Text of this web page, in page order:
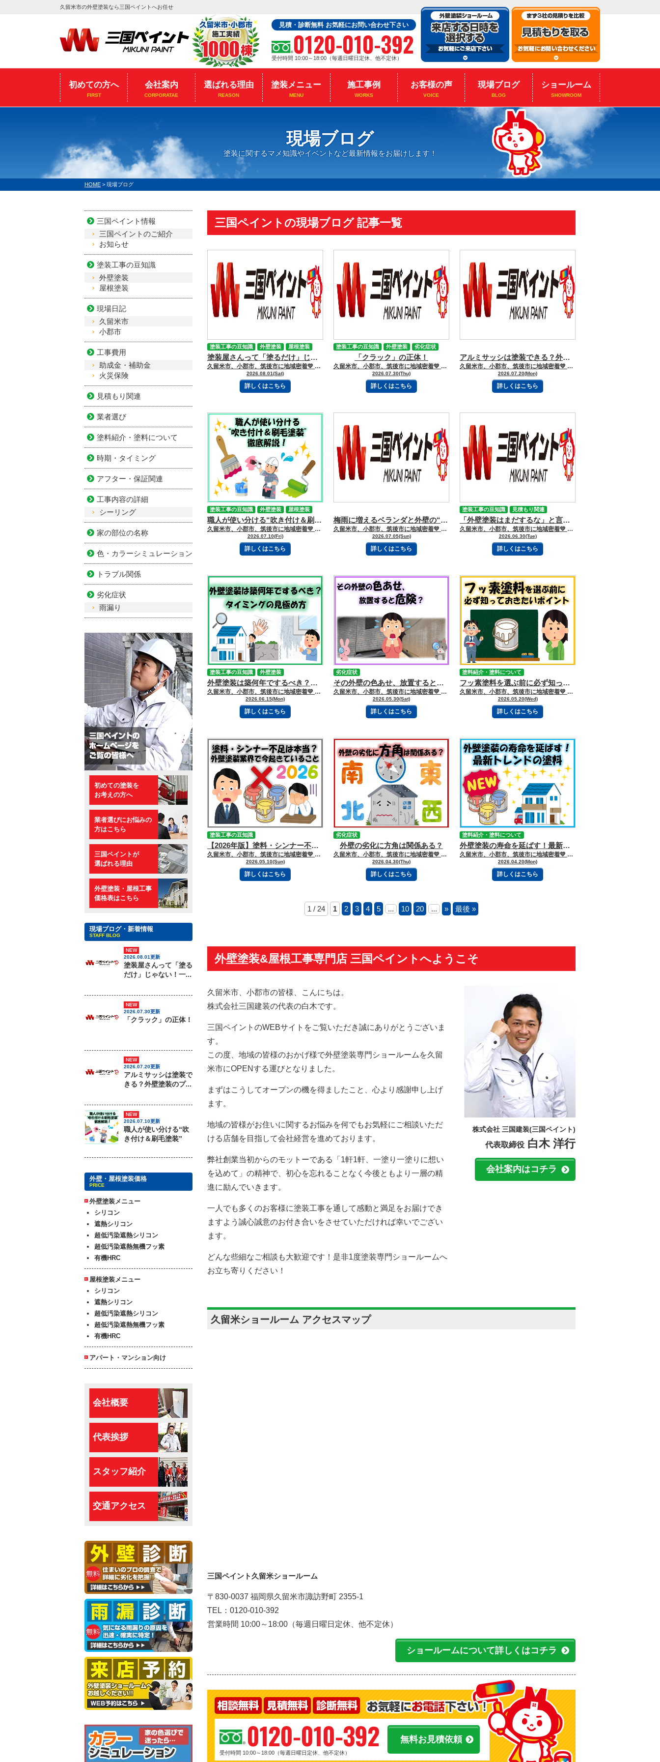
久留米市の外壁塗装なら三国ペイントへお任せ
見積・診断無料 お気軽にお問い合わせ下さい
0120-010-392
受付時間 10:00～18:00（毎週日曜日定休、他不定休）
初めての方へ
FIRST
会社案内
CORPORATAE
選ばれる理由
REASON
塗装メニュー
MENU
施工事例
WORKS
お客様の声
VOICE
現場ブログ
BLOG
ショールーム
SHOWROOM
現場ブログ
塗装に関するマメ知識やイベントなど最新情報をお届けします！
HOME > 現場ブログ
三国ペイントの現場ブログ 記事一覧
塗装屋さんって「塗るだけ」じゃない！一体どうなってるの？
久留米市、小郡市、筑後市に地域密着💛 久留米市諏訪野町で外壁塗装・屋根塗装をしています 三国ペイントでございます！🎶 ブログを読んで頂きありがとうございます😻 「塗装屋さん」と聞くと、ハケやローラーで壁を塗っている姿を思い浮かべる方が多いかもしれません。 でも実は、塗装工事の仕事は色を塗るだけではありません。 建物を長く守るために、いろんな作業や職人さんとの連携があるんです。 【目次】 ※読みたい項目をクリック！ 《🏠まずは建物の健康チェックから！》 《👷いろんな職人さんが力を合わせる！》 《⏰職人さんは1日に何軒も走り回る？》 《🌦現場は天気との勝負！》 《🤝職人さん同士のつながりも大切》 《職人さんのスケジュール管理どうなってるの？》 《🎨塗装屋さんは、お家を守るプロ集団！》 ーーーーーｷﾘﾄﾘｾﾝーーーーー 《🏠まずは建物の健康チェックから！》 塗装前には、お家の状態をしっかり確認します。 「壁にヒビはないかな？」「雨水が入りそうな場所はないかな？」「古くなっている部分はないかな？」 まるでお家の健康診断です。 傷んでいる場所を見つけたら、そのまま塗るのではなく補修します。 ひび割れ修理 コーキング交換 サビ処理 古くなった部分の補修 きれいに塗るためには、まず土台づくりが大切なんですね。 《👷いろんな職人さんが力を合わせる！》 1つの工事でも、実はいろんな職人さんが関わることがあります。 例えば、 足場設置 → 足場業者 大規模な防水工事 → 防水業者 屋根の葺き替え → 屋根業者 雨どい交換 → 板金業者や屋根業者 サイディング張り替え → 外装業者 電気配線や照明工事 → 電気工事業者 水回り工事 → 設備業者 大工工事 → 大工 塗装専門店 塗装を中心に行う 専門外は協力業者へ依頼 技術力が高いことが多い リフォーム兼塗装店 窓口は1社 実際の工事は複数の専門業者が担当 お客さんは1社とやり取りすればよい 自社施工型の塗装店 塗装・シーリング・簡単な補修まで自社対応 大きな工事だけ外部業者に依頼 それぞれの得意分野を活かして、お家を守るチームになります。 「塗装屋さん＝塗るだけ」ではなく、 現場によっては職人たちをまとめる現場監督や窓口の役割も担っています。 施工管理が得意な塗装会社だと、 外壁塗装をきっかけに屋根・防水・雨どいなどをまとめて手配してくれることもあります。 《⏰職人さんは1日に何軒も走り回る？》 実は、塗装職人さんは基本的に1日1現場が多いんです。 塗装は、 洗浄 → 補修 → 下塗り → 中塗り → 上塗り と工程がたくさんあります。 1軒のお家にしっかり向き合って、丁寧に仕上げていきます。 ただし例外もあります。 現地調査だけ → 午前中に数軒回る 小さな補修工事 → 1日に2〜3軒回ることもある 見積もり担当者 → 1日5〜10軒以上訪問することもある 例えば三国ペイントは、 営業・現地調査担当 → 複数のお客様宅を訪問 職人 → 基本的に1現場に集中 現場管理者 → 複数の現場を巡回 という役割分担になっていることが多いです。 《🌦現場は天気との勝負！》 塗装工事では天気も大事なポイント。 雨の日は作業内容を変えたり、職人さんの予定を組み替えたりします。 「今日はここの補修」「明日は晴れるから塗装へ！」 現場管理の腕の見せどころです。 《🤝職人さん同士のつながりも大切》 塗装職人だけでは、完成しません。 他の業者の職人と信頼関係があるからこそ、いい仕事につながります。 他業者が入る場合でも、職人さんは基本的にそれぞれの担当現場で作業します。 例えば外壁塗装の現場なら、 足場業者 → 足場を組む日だけ来る シーリング業者 → 1〜2日で作業 大工 → 傷んだ木部を交換 板金業者 → 雨どいや金属部分を修理 塗装職人 → 数日〜数週間かけて塗装 というように、工程ごとに専門職が入れ替わります。 なので、他の業者の職人さんも「1日に何軒も回る」というより、 大きな工事なら1現場 小さな修理なら2〜4現場 くらいが一般的です。 また、逆もあります。 三国ペイントのような塗装会社に所属している職人さん（または専属に近い職人さん）が、 状況によっては他の会社の現場に入ることもあります。 例えば、 別のリフォーム会社から「塗装職人が足りないので手伝ってほしい」と依頼される 工務店の現場で塗装だけ担当する 協力関係のある会社の工事を応援する といった形です。 《職人さんのスケジュール管理どうなってるの？》 【現場ごとの工程表を作る】 例えば1軒の外壁塗装なら、 ○日：足場設置 ○日：高圧洗浄 ○〜○日：補修・シーリング ○日：下塗り ○〜○日：中塗り・上塗り ○日：検査・足場解体 のように予定を組みます。 【職人の予定を合わせる】 現場監督や担当者が、 塗装職人が空いているか 足場屋さんの予定 シーリング職人の予定 天気予報 などを見ながら組みます 【天気で変わる】 塗装は雨や湿気の影響を受けるので、 「明日は雨だから外壁は延期」「乾燥待ちで別作業へ変更」 みたいな調整がよくあります。 【同時に複数現場を管理する】 会社によっては、 Aさん宅 → 下塗り中 Bさん宅 → 補修中 Cさん宅 → 足場待ち みたいに何件も動いているので、管理担当が職人を割り振ります。 【職人同士も連絡を取り合う】 最近は電話だけでなく、工程表アプリやグループ連絡などで、「明日は雨なので○○へ変更」「補修終わったので次工程お願いします」のような共有をします。 つまり現場は、塗装職人さんの腕だけではなく、段取りを組む人（現場管理）の力で スムーズに進む部分が大きいです。良い会社ほど、 職人さんが作業に集中できるよう裏側で調整しています。 《🎨塗装屋さんは、お家を守るプロ集団！》 すごいですね。 一体、１軒に何社、何人の人がかかわっているんでしょう？ 新しい色に変えるだけではなく、傷んだ部分を見つけ、直し、未来のために守る。 塗装屋さんの仕事は、実はとても奥が深い仕事なんです。 今日も職人さんたちは、1軒1軒のお家と向き合っています😊 ―――――ｷﾘﾄﾘｾﾝ――――― 三国ペイントは、大切な財産であるお家🏠の塗装計画のお手伝いを、 お客様の意思を尊重しながらさせて頂いております💪✨ どうぞお気軽にご相談下さい😻 今日もブログを読んでいただきありがとうございます👍 お問合せフォームはこちら 久留米市・小郡市・鳥栖市・基山町 広川町に地域密着した三国建装自慢の 【施工事例】をぜひご覧ください★ 久留米初のショールームをオープンしました！ ぜひご来店頂き、ゆっくりお家の塗装計画を お聞かせください★ 三国ペイントは久留米市・小郡市・鳥栖市・基山町 広川町を中心として地域密着！！ 住まいのお悩み、ご相談は外壁塗装・ 屋根塗装＆雨漏り専門店の三国ペイントへ✧ 久留米ショールーム：久留米市諏訪野町2355-1 小郡オフィス：小郡市横隈1694-1 ☎フリーダイヤル：0120-010-392 WEBからのお問い合わせはこちら
2026.08.01(Sat)
詳しくはこちら
塗装工事の豆知識 外壁塗装 屋根塗装
「クラック」の正体！
久留米市、小郡市、筑後市に地域密着💛 久留米市諏訪野町で外壁塗装・屋根塗装をしています 三国ペイントでございます！🎶 ブログを読んで頂きありがとうございます😻 放っておくと雨漏り一直線！ 「クラックって聞いたことはあるけど、結局なに？」外壁の話になると、必ず出てくるこの言葉。 実はクラック＝ひび割れのことで、お家の“健康状態”を教えてくれるサインなんです🔍 ただし一口にひび割れと言っても、全部が危険というわけではありません。種類によって“今すぐ直すべきもの”と“経過観察でOKなもの”があるんです。 今回は、現場でよく見るクラックをわかりやすく整理していきます😊 【目次】 ※読みたい項目をクリック！ 《🐾クラックの種類と原因》 【①構造クラック（いちばん危険⚠️）】 【②ヘアクラック（よく見る細いひび）】 【③縁切れクラック（工事の継ぎ目トラブル）】 【④乾燥クラック（細かすぎて見えにくい）】 《🧠クラックができる“本当の理由”》 《🛠️補修方法はどうするの？》 《🎨実は塗装は“見た目”以上に重要》 《🏁まとめ｜ひび割れは「小さいうち」が勝負》 ―――――ｷﾘﾄﾘｾﾝ――――― 《🐾クラックの種類と原因》 外壁のクラックは大きく4種類に分かれます👇 【①構造クラック（いちばん危険⚠️）】 これは建物の“骨組みに関わる可能性があるひび割れ”です。 ✔ 幅0.3mm以上✔ 深さが5mm以上✔ 基礎や外壁を貫くような割れ 原因は👇・地震や地盤の動き・建物の不均等な沈み（不同沈下）・構造的な負荷 このクラックは「ただのひび」ではなく、建物そのもののSOSサイン🚨 放置すると雨水が入り込み、鉄筋のサビ・コンクリートの劣化につながります。 【②ヘアクラック（よく見る細いひび）】 一番よく見かける“細い線状のひび”です。 ✔ 幅0.3mm以下（髪の毛レベル）✔ 表面だけの浅いひび 原因👇・塗膜の経年劣化・紫外線や熱による伸縮・モルタルの乾燥収縮 これはすぐに建物が危険になるものではありませんが、放置すると徐々に広がることがあります。 イメージとしては「肌の乾燥ひび割れ」に近い状態です💦 【③縁切れクラック（工事の継ぎ目トラブル）】 少し専門的ですが、施工中の“タイミング問題”で起きるひび割れです。 原因👇・塗装途中で作業が中断・乾いた部分と新しく塗った部分の境目 この“つなぎ目”にストレスがかかることでひびが入ります。 特にモルタル外壁で見られやすい現象です。 【④乾燥クラック（細かすぎて見えにくい）】 ほとんど目視では気づかないレベルの細かいひびです。 原因👇・水分の蒸発による収縮・乾燥による外壁の縮み 「え？どこにあるの？」というレベルですが、塗膜の劣化サインとしては重要です👀 《🧠クラックができる“本当の理由”》 実はクラックの原因はひとつではありません👇 ✔ 紫外線ダメージ✔ 雨・風・気温差✔ 建物の動き（揺れ）✔ 施工時の条件✔ 経年劣化 つまり外壁は毎日“少しずつ疲れている”状態なんです。 【⚠️放置するとどうなる？】 「小さいひびだから大丈夫でしょ」は危険です💦 クラックを放置すると👇 ・雨水が内部に侵入・鉄筋がサビる・外壁が浮く・剥がれる・カビ・コケの発生・最悪、雨漏り 特に0.3mm以上のクラックは“要注意ライン”と覚えておくと安心です。 《🛠️補修方法はどうするの？》 状態によって方法は変わります👇 【🧴軽度（ヘアクラック】） ・フィラー補修・微弾性塗料でカバー 👉そのまま塗装で対応できるケースが多いです 【🧱中〜重度（構造クラック）】 ・Uカット処理・シーリング充填・再塗装 👉ひびを“埋めて終わり”ではなく、再発防止が重要 《🎨実は塗装は“見た目”以上に重要》 外壁塗装は色を変えるだけではなく👇 ✔ 防水機能を守る✔ ひび割れを抑える✔ 外壁の寿命を延ばす という“建物の保護膜”の役割があります。 《🏁まとめ｜ひび割れは「小さいうち」が勝負》 クラックは放置すればするほど大きくなります。 でも逆に言えば👇 ✔ 早期発見 → 軽い補修でOK✔ 放置 → 大規模工事に発展 という分かりやすい特徴があります。 「これひび割れかな？」と思った時点で、すでにチェックする価値ありです👀 お家の外壁は毎日頑張っているので、たまには“健康診断”してあげてくださいね😊🏠 ―――――ｷﾘﾄﾘｾﾝ――――― 三国ペイントは、大切な財産であるお家🏠の塗装計画のお手伝いを、 お客様の意思を尊重しながらさせて頂いております💪✨ どうぞお気軽にご相談下さい😻 今日もブログを読んでいただきありがとうございます👍 お問合せフォームはこちら 久留米市・小郡市・鳥栖市・基山町 広川町に地域密着した三国建装自慢の 【施工事例】をぜひご覧ください★ 久留米初のショールームをオープンしました！ ぜひご来店頂き、ゆっくりお家の塗装計画を お聞かせください★ 三国ペイントは久留米市・小郡市・鳥栖市・基山町 広川町を中心として地域密着！！ 住まいのお悩み、ご相談は外壁塗装・ 屋根塗装＆雨漏り専門店の三国ペイントへ✧ 久留米ショールーム：久留米市諏訪野町2355-1 小郡オフィス：小郡市横隈1694-1 ☎フリーダイヤル：0120-010-392 WEBからのお問い合わせはこちら
2026.07.30(Thu)
詳しくはこちら
塗装工事の豆知識 外壁塗装 劣化症状
アルミサッシは塗装できる？外壁塗装のプロが解説する施工方法と注意点
久留米市、小郡市、筑後市に地域密着💛 久留米市諏訪野町で外壁塗装・屋根塗装をしています 三国ペイントでございます！🎶 ブログを読んで頂きありがとうございます😻 突然ですが、「アルミサッシって塗装できるの？」と思ったことはありませんか？ 外壁や屋根は定期的に塗装メンテナンスを行う方が多いですが、 アルミサッシについては「古くなったら交換するもの」と考えている方も少なくありません。 しかし実は、アルミサッシも適切な下地処理と専用の塗料を使用することで、 塗装によるメンテナンスが可能です。 今回は、意外と知られていないアルミサッシ塗装について、なぜ難しいのか、 施工方法、注意点などを詳しくご紹介します。 【目次】 ※読みたい項目をクリック！ 《アルミサッシの塗装が難しい理由》 《長持ちする仕上がりには下地処理が重要》 《アルミサッシ塗装の施工手順》 《アルミサッシは交換より塗装がおすすめの場合も》 《DIYではなくプロ施工がおすすめな理由》 《まとめ》 ーーーーーｷﾘﾄﾘｾﾝーーーーー 《アルミサッシの塗装が難しい理由》 アルミは軽くて丈夫、サビにくいという特徴があるため、 多くの建物で使用されています。 一方で、塗装をする場合には注意が必要な素材です。 その理由は、アルミの表面が滑らかで、 一般的な塗料が密着しにくいためです。 下処理を十分に行わずに塗装すると、 ・塗料が剥がれる・数ヶ月で浮きが発生する・傷がつきやすくなる などのトラブルにつながる可能性があります。 そのため、アルミサッシ塗装で最も重要なのは「塗る前の準備」です。 《長持ちする仕上がりには下地処理が重要》 アルミサッシの塗装では、まず表面の汚れや油分をきれいに取り除きます。 長年のホコリ、排気ガス、手垢などが残っていると、塗料がしっかり密着しません。 その後に行うのが「ケレン作業」と呼ばれる表面処理です。 サンドペーパーなどでアルミ表面を適度に整えることで、 塗料が密着しやすい状態を作ります。 一見すると小さな工程に見えますが、この作業を丁寧に行うかどうかで、 塗装の耐久性は大きく変わります。 《アルミサッシ塗装の施工手順》 実際の施工は、以下のような流れで行います。 ① 養生作業 まずはガラスや周囲の壁など、塗料が付いてはいけない部分を保護します。 きれいな仕上がりにするためには、細かな部分への配慮が欠かせません。 ② 専用プライマーの塗布 アルミには専用の下塗り材を使用します。 プライマーには、アルミと塗料をつなぐ接着剤のような役割があります。 この工程を省くと、塗膜の剥がれにつながるため非常に重要です。 ③ 上塗り塗装 専用塗料を使用し、薄く均一に塗り重ねていきます。 一度で厚く塗ると、液だれやムラの原因になるため、「薄く数回」が基本です。 《アルミサッシは交換より塗装がおすすめの場合も》 アルミサッシが古くなった場合、「交換しかない」と思われる方もいます。 しかし、状態によっては塗装で十分きれいに改善できるケースもあります。 塗装なら、 ・色あせを改善できる・建物の印象を変えられる・交換より費用を抑えられる場合がある などのメリットがあります。 「サッシの劣化が気になるけれど、交換までは考えていない」という方には、塗装という選択肢もおすすめです。 《DIYではなくプロ施工がおすすめな理由》 小さな範囲であればDIYで塗装することも可能ですが、アルミは密着性の確保が難しい素材です。 下地処理や塗料選びを間違えると、せっかく塗装しても短期間で剥がれてしまうことがあります。 特に外から見えるサッシは仕上がりの差が目立つため、 長くきれいな状態を保ちたい場合は専門業者への依頼がおすすめです。 《まとめ》 アルミサッシは塗装できないと思われがちですが、専用の下地処理と塗料を使用することで、美しく生まれ変わらせることができます。 大切なのは、ただ塗るのではなく、素材に合わせた正しい施工を行うことです。 三国ペイントでは、外壁や屋根だけでなく、建物全体の状態を確認し、最適なメンテナンス方法をご提案しています。 ーーーーーｷﾘﾄﾘｾﾝーーーーー 三国ペイントは、大切な財産であるお家🏠の塗装計画のお手伝いを、 お客様の意思を尊重しながらさせて頂いております💪✨ どうぞお気軽にご相談下さい😻 今日もブログを読んでいただきありがとうございます👍 お問合せフォームはこちら 久留米市・小郡市・鳥栖市・基山町 広川町に地域密着した三国建装自慢の 【施工事例】をぜひご覧ください★ 久留米初のショールームをオープンしました！ ぜひご来店頂き、ゆっくりお家の塗装計画を お聞かせください★ 三国ペイントは久留米市・小郡市・鳥栖市・基山町 広川町を中心として地域密着！！ 住まいのお悩み、ご相談は外壁塗装・ 屋根塗装＆雨漏り専門店の三国ペイントへ✧ 久留米ショールーム：久留米市諏訪野町2355-1 小郡オフィス：小郡市横隈1694-1 ☎フリーダイヤル：0120-010-392 WEBからのお問い合わせはこちら
2026.07.20(Mon)
詳しくはこちら
職人が使い分ける“吹き付け＆刷毛塗装”
久留米市、小郡市、筑後市に地域密着💛 久留米市諏訪野町で外壁塗装・屋根塗装をしています 三国ペイントでございます！🎶 ブログを読んで頂きありがとうございます😻 みなさんこんにちは🌞外壁塗装といえば「ローラーでコロコロ塗るやつ！」というイメージが強いですが、実は現場ではそれだけではありません👷‍♂️✨ 建物の形や立地、仕上がりのデザインによって、吹き付け塗装や刷毛塗装も使い分けられています。 今日はその“職人の技の世界”を少しだけのぞいてみましょう🎨 【目次】 ※読みたい項目をクリック！ 《🎯吹き付け塗装とは？》 《🖌刷毛塗装とは？》 《🔧実はこうやって使い分けている！》 《🧠ちょっと豆知識》 《🏠なぜ今はローラーが主流？》 《👷‍♂️まとめ》 ―――――ｷﾘﾄﾘｾﾝ――――― 《🎯吹き付け塗装とは？》 吹き付け塗装は、専用の機械を使って塗料を霧のように吹きかける方法です💨 まるでスプレーアートのように仕上げていくため、見た目にも特徴があります✨ 🌈メリット ✔ 模様をつけられる（意匠性が高い）✔ 広い面を一気に塗れる✔ 工期が短くなりやすい 昔ながらの“ザラザラ模様の外壁”などは、この吹き付けで作られていることが多いです🏠 ⚠️デメリット ❌ 塗料の飛び散りが多い❌ 近隣への配慮が必須❌ 材料ロスが出やすい 風の影響も受けるため、実はかなり繊細な作業なんです。 そのため最近では、住宅よりも一部の意匠仕上げや特殊現場で使われることが多くなっています。 《🖌刷毛塗装とは？》 刷毛（はけ）塗装は、昔から使われている“手塗りの基本技術”です✨ 細かい部分を丁寧に塗るための、いわば職人の“筆”のような存在です。 🌈メリット ✔ 細かい部分に最強✔ 角や隙間までしっかり届く✔ 補修作業に向いている 雨戸の端やサッシ周りなど、「ここローラー入らない！」という場所で大活躍します👀 ⚠️デメリット ❌ ムラが出やすい❌ 仕上がりが職人の腕に左右される❌ 毛が混入することがある つまり、同じ刷毛でも“誰が使うか”で仕上がりが変わる世界です。 《🔧実はこうやって使い分けている！》 外壁塗装は「どれか1つの工法だけ」ではありません。 実際の現場では👇 👉 広い壁＝ローラー👉 凹凸や意匠＝吹き付け👉 細部・角＝刷毛 というように“役割分担”しています🏠✨ 《🧠ちょっと豆知識》 吹き付け塗装にはこんな技もあります👇 ✔ スタッコ仕上げ（ザラザラ模様）✔ リシン仕上げ（細かい砂状）✔ 吹き戻し調整（飛びすぎ防止） 実は「ただ吹くだけ」ではなく、仕上がりの模様までコントロールしているんです😲 《🏠なぜ今はローラーが主流？》 最近の住宅ではローラー塗装が多い理由👇 ✔ 飛散が少ない✔ コストが安定✔ 仕上がりが均一✔ 近隣トラブルが少ない 特に住宅密集地ではローラーの安心感が圧倒的です✨ 《👷‍♂️まとめ》 吹き付けも刷毛もローラーも、それぞれに役割があります。 大事なのは👇✔ 建物の形✔ 周囲の環境✔ 塗料の種類✔ 職人の判断力 つまり外壁塗装は「道具選び」ではなく、“組み合わせの技術”なんです🎨 同じ家でも、使う道具と職人の技術で仕上がりは大きく変わります。 もし外壁塗装を見る機会があれば、「今どの道具使ってるんだろう？」と少し思い出してみてください😊🏠✨ ―――――ｷﾘﾄﾘｾﾝ――――― 三国ペイントは、大切な財産であるお家🏠の塗装計画のお手伝いを、 お客様の意思を尊重しながらさせて頂いております💪✨ どうぞお気軽にご相談下さい😻 今日もブログを読んでいただきありがとうございます👍 お問合せフォームはこちら 久留米市・小郡市・鳥栖市・基山町 広川町に地域密着した三国建装自慢の 【施工事例】をぜひご覧ください★ 久留米初のショールームをオープンしました！ ぜひご来店頂き、ゆっくりお家の塗装計画を お聞かせください★ 三国ペイントは久留米市・小郡市・鳥栖市・基山町 広川町を中心として地域密着！！ 住まいのお悩み、ご相談は外壁塗装・ 屋根塗装＆雨漏り専門店の三国ペイントへ✧ 久留米ショールーム：久留米市諏訪野町2355-1 小郡オフィス：小郡市横隈1694-1 ☎フリーダイヤル：0120-010-392 WEBからのお問い合わせはこちら
2026.07.10(Fri)
詳しくはこちら
塗装工事の豆知識 外壁塗装 屋根塗装
梅雨に増えるベランダと外壁の“カビ・コケ撃退完全ガイド”
久留米市、小郡市、筑後市に地域密着💛 久留米市諏訪野町で外壁塗装・屋根塗装をしています 三国ペイントでございます！🎶 ブログを読んで頂きありがとうございます😻 さあ、梅雨の時期になりました。ジメジメ…蒸し蒸し… 「外壁に黒い点々が出てきた…」「ベランダの隅が緑っぽい…」梅雨の時期になると、そんなお悩みが増えてきます。 雨の日が続くと、家の外まわりは湿気がたまりやすくなります。実はその黒ずみ、 ただの汚れではなくカビやコケが原因かもしれません。 今回は、外壁塗装のプロ目線で、梅雨に増えるカビ・コケの正体や対策について、 分かりやすくご紹介します！ 【目次】 ※読みたい項目をクリック！ 《梅雨はカビ・コケにとって最高の季節？》 《黒ずみの正体は？外壁に発生する“困った住人”》 《外壁の防水力が弱ると、カビ・コケが増える？》 《自分で掃除する時の注意点》 《外壁塗装でできるカビ・コケ対策》 《黒ずみを見つけたら早めの点検を》 《まとめ》 ーーーーーｷﾘﾄﾘｾﾝーーーーー 《梅雨はカビ・コケにとって最高の季節？》 ジメジメした梅雨。人にとっては少し憂うつな季節ですが、カビやコケにとっては“成長しやすい環境”です。 雨が多く湿度が高い時期は、外壁やベランダに水分が残りやすくなります。 特に、 日当たりが悪い北側の外壁 雨だれが残りやすい場所 風通しの悪いベランダ 植木や物置で影になる部分 は要注意です。 気付いたときには、黒ずみや緑色の汚れが広がっていることもあります。 《黒ずみの正体は？外壁に発生する“困った住人”》 外壁やベランダに付く汚れの正体は、主に、 カビ コケ 藻（も） ホコリや排気ガスなどの汚れ です。 中でもカビやコケは、湿気や水分を利用して少しずつ広がります。 「壁の一部分だけ汚れている」という場合も、 そこだけ水が乾きにくいなど、原因が隠れていることがあります。 《外壁の防水力が弱ると、カビ・コケが増える？》 新しい外壁は塗装によって表面が守られています。 しかし年月が経つと、紫外線や雨風の影響で塗膜が少しずつ劣化します。 すると外壁が水分を吸いやすくなり、カビやコケが付きやすい状態に。 梅雨の長雨は、そんな外壁の弱点を見つけるタイミングでもあります。 「前はこんな汚れなかったのに…」という変化は、外壁からのメンテナンスサインかもしれません。 《自分で掃除する時の注意点》 軽い汚れなら、水洗いや外壁用の洗剤で対応できる場合もあります。 ただし、ゴシゴシ強くこするのは避けましょう。 表面の塗膜を傷つけると、外壁の防水性能が落ちてしまう可能性があります。 また、高圧洗浄機を近くから当てるのも注意が必要です。 「きれいにしたい！」という気持ちが、外壁へのダメージにつながることもあります。 《外壁塗装でできるカビ・コケ対策》 外壁塗装では、まず高圧洗浄で汚れやカビ、コケをしっかり落とします。 そのうえで、外壁の状態に合わせた塗料選びが大切です。 最近では、 防カビ性能のある塗料 防藻性能のある塗料 汚れが付きにくい塗料 など、長く美観を保つための塗料もあります。 梅雨前後は、外壁の状態を確認する良い機会です。 《黒ずみを見つけたら早めの点検を》 外壁の黒ずみは、単なる見た目の問題ではなく、建物の状態を知らせるサインかもしれません。 カビやコケを放置すると、汚れが広がったり、外壁の劣化につながったりする場合があります。 雨が多い梅雨こそ、お家の外まわりをチェックするチャンス。 「この汚れは落ちる？」「塗装が必要？」と気になったら、早めに専門業者へ相談しましょう。 大切なお家を守る外壁だからこそ、定期的なお手入れで長くきれいに保っていきましょう。 《まとめ》 梅雨の時期は湿気が増え、外壁やベランダにカビ・コケが発生しやすくなります。 黒ずみはただの汚れに見えても、外壁の防水性能が低下しているサインの場合があります。 日当たりや風通しの悪い場所は特に注意し、早めにチェックすることが大切です。 また、無理な掃除や強い洗浄は外壁を傷める原因になることもあります。 外壁塗装では、汚れを落とすだけでなく、防カビ・防藻性能のある塗料で再発予防も可能です。 梅雨は、お家の健康診断をする良いタイミング。小さな黒ずみを見逃さず、住まいを長く美しく守っていきましょう。 ーーーーーｷﾘﾄﾘｾﾝーーーーー 三国ペイントは、大切な財産であるお家🏠の塗装計画のお手伝いを、 お客様の意思を尊重しながらさせて頂いております💪✨ どうぞお気軽にご相談下さい😻 今日もブログを読んでいただきありがとうございます👍 お問合せフォームはこちら 久留米市・小郡市・鳥栖市・基山町 広川町に地域密着した三国建装自慢の 【施工事例】をぜひご覧ください★ 久留米初のショールームをオープンしました！ ぜひご来店頂き、ゆっくりお家の塗装計画を お聞かせください★ 三国ペイントは久留米市・小郡市・鳥栖市・基山町 広川町を中心として地域密着！！ 住まいのお悩み、ご相談は外壁塗装・ 屋根塗装＆雨漏り専門店の三国ペイントへ✧ 久留米ショールーム：久留米市諏訪野町2355-1 小郡オフィス：小郡市横隈1694-1 ☎フリーダイヤル：0120-010-392 WEBからのお問い合わせはこちら
2026.07.05(Sun)
詳しくはこちら
「外壁塗装はまだするな」と言われたら？本当に塗装が必要なサインとは
久留米市、小郡市、筑後市に地域密着💛 久留米市諏訪野町で外壁塗装・屋根塗装をしています 三国ペイントでございます！🎶 ブログを読んで頂きありがとうございます😻 前回のブログでは、外壁塗装を行うタイミングの見極め方についてご紹介しました。 では、実際に塗装業者へ相談した際、 「まだ塗装しなくても大丈夫ですよ」と言われたらどう感じるでしょうか。 逆に不安になってしまう方も少なくありません。外壁塗装はタイミングを間違えると、 余計な費用や建物の劣化につながる可能性があるため、判断には注意が必要です。では、塗装が本当に必要なサインとはどのようなものなのでしょうか。 【目次】 ※読みたい項目をクリック！ 《外壁塗装はまだするな？適切なタイミングと危険な劣化症状》 《今すぐ工事しないと危険です」に注意》 《外壁塗装を放置すると修繕費が高くなることも》 《信頼できる業者を選ぶポイント》 ーーーーーｷﾘﾄﾘｾﾝーーーーー 《外壁塗装はまだするな？適切なタイミングと危険な劣化症状》 信頼できる業者ほど必要のない工事を無理に勧めない傾向があります。 外壁塗装は決して安い工事ではありません。 そのため、塗膜の性能が十分残っている状態で塗装を行うと、 まだ使える塗料を無駄にしてしまうことがあります。 例えば、 ・高耐久塗料が使用されている ・劣化症状がほとんどない ・防水性能が維持されている このような場合は、塗装時期を少し先延ばしにした方が合理的なケースもあります。 しかし、「まだ大丈夫」と放置してはいけない症状もあります。 【すぐに相談したい劣化症状】 ・チョーキング現象 ・ひび割れ（クラック） ・塗膜の剥がれや膨れ ・コーキングの劣化 ・広範囲のカビやコケ これらを放置すると、雨水が建物内部へ侵入し、雨漏りや構造材の腐食につながる可能性があります。 さらに劣化が進むと、塗装だけでは対応できず、外壁材の張り替えが必要になることもあります。 外壁塗装は建物の見た目をきれいにするためだけではありません。 大切な住まいを雨や紫外線から守り、建物の寿命を延ばすための重要なメンテナンスです。 「まだするな」と言われた場合は、その理由をしっかり確認し、 納得できる説明を受けることが大切です。 焦って契約する必要はありませんが、気になる症状がある場合は早めに専門家へ相談しましょう。 《今すぐ工事しないと危険です」に注意》 外壁塗装を検討していると、突然訪問してきた業者から 「このままだと雨漏りしますよ」「今すぐ工事しないと大変なことになります」 と言われるケースがあります。 もちろん本当に劣化が進行している場合もありますが、 その場で契約を迫られた場合は慎重になることが大切です。 信頼できる業者であれば、写真や調査結果を見せながら劣化状況を説明し、 なぜ工事が必要なのかを分かりやすく説明してくれます。 不安をあおるだけで具体的な根拠がない場合は、一度別の業者にも相談してみましょう。 《外壁塗装を放置すると修繕費が高くなることも》 「まだ大丈夫だろう」と放置していると、 塗装だけで済んだはずの工事が大掛かりな修繕工事になる場合があります。 例えば、ひび割れから雨水が侵入すると外壁内部の下地材が傷み、 外壁の張り替え工事が必要になることがあります。 塗装工事であれば数十万円から百万円程度で済むケースでも、 張り替え工事になるとさらに高額になる可能性があります。 そのため、外壁塗装は費用がかかる工事ではありますが、 将来の大きな出費を防ぐための予防メンテナンスとも言えます。 《信頼できる業者を選ぶポイント》 外壁塗装で後悔しないためには業者選びも重要です。 ・現地調査を丁寧に行う ・写真を使って説明してくれる ・見積もり内容が明確 ・保証内容を説明してくれる ・質問にしっかり答えてくれる こうしたポイントを満たしている業者は安心して相談しやすいでしょう。 また、1社だけで決めるのではなく、 複数社から見積もりを取り比較することで適正価格や工事内容を把握しやすくなります。 外壁塗装は家を守るための大切な工事です。「まだ大丈夫」と言われても、 「今すぐ工事です」と言われても、 その理由をしっかり確認しながら納得できる判断をすることが大切です。 判断基準にされやすい、’’値段が安い’’で決めるのもおすすめしません。 高すぎても安すぎても良くない…と言われても判断基準に困ってしまいますね。 何にこだわっているのか、よりお客様の立場で考えているかなど、 また、必要なことをしっかり提案してくれているかどうかも判断基準の参考にしてみてください。 ーーーーーｷﾘﾄﾘｾﾝーーーーー 三国ペイントは、大切な財産であるお家🏠の塗装計画のお手伝いを、 お客様の意思を尊重しながらさせて頂いております💪✨ どうぞお気軽にご相談下さい😻 今日もブログを読んでいただきありがとうございます👍 お問合せフォームはこちら 久留米市・小郡市・鳥栖市・基山町 広川町に地域密着した三国建装自慢の 【施工事例】をぜひご覧ください★ 久留米初のショールームをオープンしました！ ぜひご来店頂き、ゆっくりお家の塗装計画を お聞かせください★ 三国ペイントは久留米市・小郡市・鳥栖市・基山町 広川町を中心として地域密着！！ 住まいのお悩み、ご相談は外壁塗装・ 屋根塗装＆雨漏り専門店の三国ペイントへ✧ 久留米ショールーム：久留米市諏訪野町2355-1 小郡オフィス：小郡市横隈1694-1 ☎フリーダイヤル：0120-010-392 WEBからのお問い合わせはこちら
2026.06.30(Tue)
詳しくはこちら
塗装工事の豆知識 見積もり関連
外壁塗装は築何年でするべき？タイミングの見極め方
久留米市、小郡市、筑後市に地域密着💛 久留米市諏訪野町で外壁塗装・屋根塗装をしています 三国ペイントでございます！🎶 ブログを読んで頂きありがとうございます😻 「外壁塗装は築何年で行うべきなのだろう？」と疑問に思う方は多いでしょう。 外壁塗装の適切な時期は建物の状態や使用されている塗料によって異なりますが、 目安となる年数や劣化のサインを知っておくことで、最適なタイミングを判断しやすくなります。 【目次】 ※読みたい項目をクリック！ 《実際のタイミングの見極め方》 【こんな症状が出たら要注意】 《外壁材によって塗装時期は変わる》 《立地環境によって劣化スピードは変わる》 《点検だけでも受ける価値はある》 ーーーーーｷﾘﾄﾘｾﾝーーーーー 《実際のタイミングの見極め方》 一般的に、外壁塗装の1回目の目安は築8〜12年と言われています。 しかし、実際には築年数だけで判断するのは危険です。 なぜなら、使用されている塗料や建物の立地環境によって 劣化スピードが大きく異なるからです。 例えば、アクリル塗料の耐久年数は約5〜7年、 ウレタン塗料は約7〜10年、シリコン塗料は約10〜15年が目安です。 また、海沿いや日当たりの強い場所では劣化が早まることもあります。 そこで重要になるのが、外壁から出る劣化サインです。 【こんな症状が出たら要注意】 ・外壁を触ると白い粉が付く（チョーキング現象） ・色あせが目立つ ・コケやカビが発生している ・ひび割れがある ・コーキングが割れている ・塗膜が剥がれている これらは外壁の防水性能が低下しているサインです。 一方で、築10年以上経っていても劣化症状が少なく、 塗膜の機能が残っている場合は、すぐに塗装が必要ないケースもあります。 大切なのは「築何年だから塗装する」ではなく、 「今の外壁がどんな状態なのか」を確認することです。 適切なタイミングで塗装を行うことで、建物を長持ちさせ、 将来的な修繕費用を抑えることにつながります。 まずは専門業者による点検を受けて、現在の状態を把握することから始めましょう。 《外壁材によって塗装時期は変わる》 外壁塗装のタイミングは、使用されている外壁材によっても異なります。 現在の住宅で最も多く使われている窯業系サイディングは、 デザイン性に優れている一方で、防水機能の多くを塗膜に頼っています。 そのため、塗膜が劣化すると水分を吸収しやすくなり、反りや浮きの原因になることがあります。 一方、モルタル外壁は継ぎ目が少ないため見た目は美しいですが、 経年劣化によるひび割れが発生しやすい特徴があります。 小さなひび割れでも放置すると雨水の侵入口になるため注意が必要です。 また、金属サイディングは比較的耐久性が高いものの 傷が付くとサビが発生する可能性があります。 このように、外壁材ごとに注意すべきポイントが異なるため、 塗装時期も一律ではありません。 《立地環境によって劣化スピードは変わる》 同じ時期に建てられた住宅でも、立地環境によって外壁の傷み方は大きく変わります。 例えば海沿いの地域では潮風の影響を受けやすく、塩害によって劣化が早まることがあります。 また、南向きの外壁は紫外線を強く受けるため色あせが進みやすく、 北側の外壁は日当たりが悪いためコケやカビが発生しやすい傾向があります。 そのため「ご近所が塗装したからうちも塗装時期」 と考えるのではなく、自宅の状態を確認することが大切です。 《点検だけでも受ける価値はある》 「まだ塗装するか決めていない」という方でも、まずは点検だけ受けてみるのがおすすめです。 プロが確認すると、自分では気づかない細かなひび割れやコーキングの劣化を発見できることがあります。 特に築10年前後の住宅は、一度状態を把握しておくだけでも 今後のメンテナンス計画が立てやすくなります。 塗装は決して安い工事ではありません。だからこそ、 適切なタイミングを見極めるために定期的な点検を活用しましょう。 ーーーーーｷﾘﾄﾘｾﾝーーーーー 三国ペイントは、大切な財産であるお家🏠の塗装計画のお手伝いを、 お客様の意思を尊重しながらさせて頂いております💪✨ どうぞお気軽にご相談下さい😻 今日もブログを読んでいただきありがとうございます👍 お問合せフォームはこちら 久留米市・小郡市・鳥栖市・基山町 広川町に地域密着した三国建装自慢の 【施工事例】をぜひご覧ください★ 久留米初のショールームをオープンしました！ ぜひご来店頂き、ゆっくりお家の塗装計画を お聞かせください★ 三国ペイントは久留米市・小郡市・鳥栖市・基山町 広川町を中心として地域密着！！ 住まいのお悩み、ご相談は外壁塗装・ 屋根塗装＆雨漏り専門店の三国ペイントへ✧ 久留米ショールーム：久留米市諏訪野町2355-1 小郡オフィス：小郡市横隈1694-1 ☎フリーダイヤル：0120-010-392 WEBからのお問い合わせはこちら
2026.06.15(Mon)
詳しくはこちら
塗装工事の豆知識 外壁塗装
その外壁の色あせ、放置すると危険？
久留米市、小郡市、筑後市に地域密着💛 久留米市諏訪野町で外壁塗装・屋根塗装をしています 三国ペイントでございます！🎶 ブログを読んで頂きありがとうございます😻 毎日見ている家だからこそ、小さな変化には気づきにくいものです。 「最近、外壁の色が薄くなった気がする…」「新築の頃よりツヤがなくなった？」 そんな違和感を覚えたことはありませんか？ 実はその“色あせ”、単なる見た目の問題ではありません。 外壁塗装の劣化が始まっているサインであり、 放置すると建物内部にまでダメージが広がる可能性があります。 【目次】 ※読みたい項目をクリック！ 《家が出している劣化サインとは》 《劣化を見抜く3つのポイント》 《放置すると修理費が高額になることも》 《色あせしにくい塗料もある》 《まとめ》 ―――――ｷﾘﾄﾘｾﾝ――――― 《家が出している劣化サインとは》 色あせは塗装の防御力低下 外壁塗装には、雨や紫外線から家を守る役割があります。 しかし長年紫外線を浴び続けることで、塗料の成分が分解され、色あせやツヤ消失が起こります。 特に南向きや西向きの壁は劣化が早く、築8〜12年頃から色あせが目立ち始めるケースが多くあります。 「まだ大丈夫」と思って放置すると、防水性能が低下し、 雨水が壁の内部へ侵入する危険性もあるのです。 《劣化を見抜く3つのポイント》 ① 色が明らかに薄くなった 日の当たりにくい軒下や雨樋の裏側と比較すると分かりやすくなります。 全体的に色が薄くなっている場合は、塗膜の劣化が進んでいるサインです。 ② ツヤがなくなっている 新築時の外壁には光沢がありますが、劣化するとマットな質感へ変化します。 これは塗料の樹脂が傷み、防水性能が低下している状態です。 ③ 壁を触ると白い粉がつく これは「チョーキング現象」と呼ばれるもので、塗膜が劣化して粉状になっている状態です。 この症状が出ている場合は、塗り替え時期が近づいている可能性が高いでしょう。 《放置すると修理費が高額になることも》 色あせを放置すると、やがてヒビ割れや塗膜剥がれが発生します。 さらに進行すると、 雨漏り カビ発生 外壁内部の腐食 断熱性能低下 など、建物内部への被害につながることもあります。 本来100万円前後で済む塗装工事が、下地補修を含めて数百万円規模になるケースも珍しくありません。 《色あせしにくい塗料もある》 最近は耐久性の高い「フッ素塗料」や「無機塗料」も人気です。 また、ベージュ・グレー・アイボリーなどの淡い色は、 濃い色に比べて色あせが目立ちにくい特徴があります。 外壁は見た目だけでなく、将来のメンテナンスコストも考えて選ぶことが大切です。 《まとめ》 外壁の色あせは、家からの大切なSOSサインです。 色が薄くなった ツヤがなくなった 白い粉がつく こうした症状が見られたら、一度しっかり点検してみることをおすすめします。 早めのメンテナンスは、大切な住まいを長持ちさせ、将来的な修理費用を抑えることにもつながります。 「まだ大丈夫かな？」と思った時こそ、家の状態を見直すタイミングかもしれません。 ―――――ｷﾘﾄﾘｾﾝ――――― 三国ペイントは、大切な財産であるお家🏠の塗装計画のお手伝いを、 お客様の意思を尊重しながらさせて頂いております💪✨ どうぞお気軽にご相談下さい😻 今日もブログを読んでいただきありがとうございます👍 お問合せフォームはこちら 久留米市・小郡市・鳥栖市・基山町 広川町に地域密着した三国建装自慢の 【施工事例】をぜひご覧ください★ 久留米初のショールームをオープンしました！ ぜひご来店頂き、ゆっくりお家の塗装計画を お聞かせください★ 三国ペイントは久留米市・小郡市・鳥栖市・基山町 広川町を中心として地域密着！！ 住まいのお悩み、ご相談は外壁塗装・ 屋根塗装＆雨漏り専門店の三国ペイントへ✧ 久留米ショールーム：久留米市諏訪野町2355-1 小郡オフィス：小郡市横隈1694-1 ☎フリーダイヤル：0120-010-392 WEBからのお問い合わせはこちら
2026.05.30(Sat)
詳しくはこちら
劣化症状
フッ素塗料を選ぶ前に必ず知っておきたいポイント
久留米市、小郡市、筑後市に地域密着💛 久留米市諏訪野町で外壁塗装・屋根塗装をしています 三国ペイントでございます！🎶 ブログを読んで頂きありがとうございます😻 フッ素塗料とは、外壁塗装で使用される塗料の中でも特に耐久性が高い塗料です⭐ 紫外線や雨風による劣化に強く、 長期間にわたって色あせやツヤ引けが起こりにくいという特徴があります。 また、汚れが付着しても雨水で流れやすい性質を持っているため、 美観を長く維持しやすい塗料として人気があります。 今回のブログでは、フッ素塗料についてご紹介していきます📢 【目次】 ※読みたい項目をクリック！ 《フッ素塗料が紫外線に強い理由》 《フッ素塗料の耐用年数》 《フッ素塗料を選ぶメリット》 《フッ素塗料を選ぶデメリット》 《フッ素塗料はこんな人におすすめ》 《フッ素塗料を選ぶときの注意点》 《まとめ》 ーーーーーｷﾘﾄﾘｾﾝーーーーー 《フッ素塗料が紫外線に強い理由》 塗料は主に、 ・顔料 ・樹脂 ・添加剤 ・水または溶剤 の４つで構成されています。 その中でも塗料の耐久性に大きく関わるのが樹脂です。 フッ素塗料に使用されているフッ素樹脂は、紫外線や熱に非常に強い性質を持つ 「蛍石」を原料としているため、劣化しにくく、高い耐候性を発揮します。 そのため、長期間にわたり外壁を保護できる塗料として評価されています。 《フッ素塗料の耐用年数》 フッ素塗料の耐用年数は、おおよそ１５〜２０年程度とされています。 一般的なシリコン塗料と比較すると耐久性が高く、塗り替え回数を減らしやすいのが特徴です。 ※屋根など紫外線や雨風を強く受ける場所では、外壁よりも耐用年数が短くなる傾向があります。 《フッ素塗料を選ぶメリット》 【耐久性・耐候性が高い】 紫外線や雨風に強く、長期間劣化しにくいため、美しい外観を維持しやすい塗料です。 【汚れが付きにくい】 表面が滑らかで親水性が高いため、ホコリや排気ガスなどの汚れを 雨水で洗い流しやすい特徴があります。 【防カビ・防藻性に優れている】 湿気が多い場所や日当たりの悪い北面でも、カビや藻が発生しにくくなります。 【光沢感が長持ちする】 フッ素塗料はツヤが持続しやすく、新築時のような美しい仕上がりを長期間保ちやすいです。 【長期的に見るとメンテナンス費用を抑えやすい】 初期費用は高めですが、塗り替え回数を減らせるため、長期的にはコストを抑えられる場合があります。 《フッ素塗料を選ぶデメリット》 【初期費用が高い】 シリコン塗料などと比べると価格が高く、1回あたりの工事費用は高額になりやすいです。 【ひび割れが起こる場合がある】 フッ素塗料は塗膜が硬く丈夫な反面、伸縮性が低いため、 建物の動きによってひび割れが起こる場合があります。 【ツヤ消し仕上げが難しい】 フッ素塗料は表面が滑らかな性質を持つため、ツヤ消し仕上げに対応できない製品もあります。 《フッ素塗料はこんな人におすすめ》 ・できるだけ長持ちする塗料を選びたい方 ・今後も長く同じ家に住み続ける予定の方 ・メンテナンス回数を減らしたい方 ・カビや藻が発生しやすい環境にお住まいの方 ・高級感のあるツヤ仕上げを希望する方 ・長期的なコストを重視したい方 《フッ素塗料を選ぶときの注意点》 【下地処理を丁寧に行う業者を選ぶ】 どんなに高性能な塗料でも、下地処理が不十分だと本来の耐久性を発揮できません。 古い塗膜の除去や補修などを丁寧に行う業者を選ぶことが大切です。 【フッ素塗料の特性を理解している業者を選ぶ】 フッ素塗料は硬い塗膜になるため、建物の動きに対応できるよう、 ・伸縮性のある下塗り材を使用する ・柔軟性を持たせた塗料を提案する などの対策が重要になります。 【屋根は耐用年数が短くなる場合がある】 屋根は外壁よりも紫外線や雨風の影響を受けやすいため、 同じフッ素塗料でも劣化が早くなる傾向があります。 外壁と屋根を同時に塗装する場合は、屋根用塗料の耐久性もしっかり確認しましょう。 《まとめ》 フッ素塗料は、高い耐久性と美観維持性能を持つ人気の高耐候塗料です👌🏻 初期費用は高めですが、塗り替え回数を減らしやすいため、 長期的に見るとメンテナンスコストを抑えられる可能性があります💰 ただし、塗料の性能を最大限発揮するためには、施工品質や下地処理も非常に重要です。 外壁塗装を検討する際は、塗料だけでなく、施工実績のある信頼できる業者選びも大切にしましょう。 ーーーーーｷﾘﾄﾘｾﾝーーーーー 三国ペイントは、大切な財産であるお家🏠の塗装計画のお手伝いを、 お客様の意思を尊重しながらさせて頂いております💪✨ どうぞお気軽にご相談下さい😻 今日もブログを読んでいただきありがとうございます👍 お問合せフォームはこちら 久留米市・小郡市・鳥栖市・基山町 広川町に地域密着した三国建装自慢の 【施工事例】をぜひご覧ください★ 久留米初のショールームをオープンしました！ ぜひご来店頂き、ゆっくりお家の塗装計画を お聞かせください★ 三国ペイントは久留米市・小郡市・鳥栖市・基山町 広川町を中心として地域密着！！ 住まいのお悩み、ご相談は外壁塗装・ 屋根塗装＆雨漏り専門店の三国ペイントへ✧ 久留米ショールーム：久留米市諏訪野町2355-1 小郡オフィス：小郡市横隈1694-1 ☎フリーダイヤル：0120-010-392 WEBからのお問い合わせはこちら
2026.05.20(Wed)
詳しくはこちら
塗料紹介・塗料について
【2026年版】塗料・シンナー不足は本当？外壁塗装業界で今起きていること
久留米市、小郡市、筑後市に地域密着💛 久留米市諏訪野町で外壁塗装・屋根塗装をしています 三国ペイントでございます！🎶 ブログを読んで頂きありがとうございます😻 「そろそろ外壁塗装を考えようと思っていたのに、 最近“塗料不足”や“材料価格高騰”のニュースを見て不安になった…」 そんな方も多いのではないでしょうか。 実際、２０２６年現在、塗装業界ではこれまでにないほど材料供給が不安定になっています💦 特にシンナーや一部塗料、防水材、シーリング材などで納期遅延や価格高騰が発生しており、 工事現場にも少しずつ影響が出始めています。 しかし、「もう塗装工事ができない」というわけではありません！ 今回は、なぜ塗料不足が起きているのか、実際の現場ではどのような影響があるのか、 そして今後外壁塗装を検討するうえで大切なポイントについて、解説していきます📝 【目次】 ※読みたい項目をクリック！ 《なぜ塗料やシンナーが不足しているのか？》 《実際の工事現場で起きていること》 【工期が延びるケースが増えている】 【水性塗料への切り替えが増えている】 【見積価格が変動しやすくなっている】 《「今すぐ契約」ではなく「今のうちに相談」が大切》 《三国ペイントが大切にしていること》 《まとめ》 ーーーーーｷﾘﾄﾘｾﾝーーーーー 《なぜ塗料やシンナーが不足しているのか？》 今回の背景には、国際情勢の変化による原材料不足があります。 塗料やシンナーの多くは、石油を精製して作られる「ナフサ」を原料としています。 しかし２０２６年に入り、中東情勢の悪化によってホルムズ海峡周辺の物流が不安定になり、 原材料の輸入や流通に大きな影響が出ています。 その結果、現在塗装業界では以下のような状況が起きています👇🏻 ・シンナーの供給不足 ・一部塗料の出荷制限 ・シーリング材や防水材の納期遅延 ・塗料価格の高騰 ・副資材不足（缶・ビニール・養生材など） ・物流コスト上昇 特に、シンナーを使用する「弱溶剤系塗料」は影響を受けやすく、 塗料メーカーによっては一部商品の受注制限が始まっています。 《実際の工事現場で起きていること》 【工期が延びるケースが増えている】 以前であれば数日で届いていた材料が、現在では「納期未定」となる材料が多々あります。 特に、 ・特殊な色 ・高耐久塗料 ・一部メーカー製品 ・弱溶剤形塗料 などは、通常より手配に時間がかかる場合があります。 そのため、 ・着工時期の調整 ・工期延長 ・使用材料の変更 などをご相談させていただくケースが増えています。 【水性塗料への切り替えが増えている】 現在、比較的供給が安定しているのが「水性塗料」です。 以前は「油性塗料の方が長持ちする」というイメージを持たれていましたが、 近年の水性塗料は非常に高性能になっており、耐久性１５〜２０年クラスの商品も増えています。 また、水性塗料には、 ・臭いが少ない ・環境負荷が低い ・近隣配慮しやすい といったメリットもあります。 そのため現在では、建物状態に応じて水性塗料をご提案するケースが増えています。 【見積価格が変動しやすくなっている】 材料価格が短期間で変動しているため、以前よりも見積書の有効期限が短くなっています。 ※これは塗装店側の都合ではなく、仕入れ価格自体が変動しているためです。 そのため現在は、 ・見積有効期限 ・使用材料 ・施工範囲 ・保証内容 などを、以前以上に丁寧に確認することが重要になっています。 《「今すぐ契約」ではなく「今のうちに相談」が大切》 こうした状況を聞くと、「すぐ工事しないといけないの？」と不安になる方もいらっしゃると思います。 しかし、大切なのは焦って契約することではありません。 まずは現在のお住まいの状態を確認し、 ・今すぐ工事が必要なのか ・少し様子を見られる状態なのか ・どの程度劣化が進んでいるのか を把握することが重要です。 《三国ペイントが大切にしていること》 材料不足や価格高騰が続く中でも、私たちは品質を妥協しません。 塗料を規定以上に薄めたり、不適切な代用品で施工したりすることは、 建物本来の耐久性を損なう原因になります。 そのため、 ・材料状況の事前確認 ・適切な工法提案 ・無理のない工期設定 ・正直なご説明 を徹底し、お客様が納得したうえで工事を進められるよう心掛けています。 私たちは、ただ工事を受注することではなく、 お客様の大切なお住まいを長く守ることを第一に考えています。 《まとめ》 ２０２６年現在、塗装業界では塗料やシンナー、防水材などの供給不安や価格高騰が発生しており、 これまで以上に材料価格や納期が不安定な状況となっています。 しかし、必要以上に不安になる必要はありません✖ 大切なのは、まず現在のお住まいの状態を正しく把握し、 早めに相談することで将来の選択肢を持っておくこと、そして信頼できる業者を選ぶことです👌🏻 「今すぐ工事が必要なのか知りたい」「メンテナンスはいつ頃考えればいいのか相談したい」 「現在の劣化状況を確認したい」とお考えの方は、まずはお気軽にご相談ください📞 ーーーーーｷﾘﾄﾘｾﾝーーーーー 三国ペイントは、大切な財産であるお家🏠の塗装計画のお手伝いを、 お客様の意思を尊重しながらさせて頂いております💪✨ どうぞお気軽にご相談下さい😻 今日もブログを読んでいただきありがとうございます👍 お問合せフォームはこちら 久留米市・小郡市・鳥栖市・基山町 広川町に地域密着した三国建装自慢の 【施工事例】をぜひご覧ください★ 久留米初のショールームをオープンしました！ ぜひご来店頂き、ゆっくりお家の塗装計画を お聞かせください★ 三国ペイントは久留米市・小郡市・鳥栖市・基山町 広川町を中心として地域密着！！ 住まいのお悩み、ご相談は外壁塗装・ 屋根塗装＆雨漏り専門店の三国ペイントへ✧ 久留米ショールーム：久留米市諏訪野町2355-1 小郡オフィス：小郡市横隈1694-1 ☎フリーダイヤル：0120-010-392 WEBからのお問い合わせはこちら
2026.05.10(Sun)
詳しくはこちら
塗装工事の豆知識
外壁の劣化に方角は関係ある？
久留米市、小郡市、筑後市に地域密着💛 久留米市諏訪野町で外壁塗装・屋根塗装をしています 三国ペイントでございます！🎶 ブログを読んで頂きありがとうございます😻 土地を選ぶ際、「日当たり」や「方角」を気にする方は多いのではないでしょうか。 今回のブログでは、方角によって外壁の劣化にどのような違いが出るのかを 分かりやすく解説します📝 【目次】 ※読みたい項目をクリック！ 《塗装の劣化について》 《方角ごとの劣化の特徴》 【南面】 【北面】 【西面】 【東面】 《まとめ》 ーーーーーｷﾘﾄﾘｾﾝーーーーー 《塗装の劣化について》 外壁塗装が劣化する主な原因は、以下の通りです。 ① 紫外線や熱によるダメージ ② 雨や風による影響 ③ 経年劣化や地震などによるひび割れ 特に影響が大きいのが紫外線です。 太陽光が当たりやすい南側の外壁は、ほかの面に比べて劣化が進みやすい傾向があります。 また、日陰よりも日当たりの良い場所の方が、色あせなどの初期症状が早く現れやすい点も特徴です。 《方角ごとの劣化の特徴》 １日を通して最も日照時間が長く、紫外線や熱の影響を強く受ける面です。 そのため、塗膜の劣化が進みやすく、色あせ（退色）や チョーキング現象（手で触ると白い粉が付く状態）が起こりやすくなります。 さらに、温度変化の影響で外壁材が膨張・収縮を繰り返し、 小さなひび割れ（ヘアークラック）が発生することもあります。 日当たりが悪く、常に湿気がこもりやすい環境になりやすい面です。 そのため、カビやコケ、藻が発生しやすく、 外観が黒ずんだり緑色に変色したりするケースが見られます。 また、乾燥しにくいことで汚れが付着しやすく、美観が損なわれやすいのも特徴です。 午後から強い西日が当たるため、短時間でも非常に強い熱と紫外線の影響を受けます。 南側と同様に色あせや塗装の劣化が進みやすく、特に夏場は表面温度が高くなりやすい点が特徴です。 急激な温度上昇と冷却を繰り返すことで、塗膜の劣化やひび割れが起こりやすくなります。 朝日が当たり、午後は日陰になるため、比較的バランスの取れた環境です。 適度に乾燥することで、カビやコケの発生は北側より抑えられる傾向があります。 ただし、日射の影響がまったくないわけではないため、 経年による色あせや塗膜の劣化は徐々に進行します。 《まとめ》 今回は、方角ごとに見られる外壁の劣化の特徴についてご紹介しました。 ただし、実際の劣化状況は住宅の構造や立地条件、周囲の環境によっても大きく変わります。 たとえば南側でも日陰が多かったり、北側でも風通しが良ければ湿気がこもりにくかったりと、 一概には言えません。 ご自宅の状態を把握するための参考として、ぜひ役立ててみてください👀 ーーーーーｷﾘﾄﾘｾﾝーーーーー 三国ペイントは、大切な財産であるお家🏠の塗装計画のお手伝いを、 お客様の意思を尊重しながらさせて頂いております💪✨ どうぞお気軽にご相談下さい😻 今日もブログを読んでいただきありがとうございます👍 お問合せフォームはこちら 久留米市・小郡市・鳥栖市・基山町 広川町に地域密着した三国建装自慢の 【施工事例】をぜひご覧ください★ 久留米初のショールームをオープンしました！ ぜひご来店頂き、ゆっくりお家の塗装計画を お聞かせください★ 三国ペイントは久留米市・小郡市・鳥栖市・基山町 広川町を中心として地域密着！！ 住まいのお悩み、ご相談は外壁塗装・ 屋根塗装＆雨漏り専門店の三国ペイントへ✧ 久留米ショールーム：久留米市諏訪野町2355-1 小郡オフィス：小郡市横隈1694-1 ☎フリーダイヤル：0120-010-392 WEBからのお問い合わせはこちら
2026.04.30(Thu)
詳しくはこちら
劣化症状
外壁塗装の寿命を延ばす！最新トレンドの塗料
久留米市、小郡市、筑後市に地域密着💛 久留米市諏訪野町で外壁塗装・屋根塗装をしています 三国ペイントでございます！🎶 ブログを読んで頂きありがとうございます😻 外壁塗装は、お家の美しさを保つだけでなく、建物そのものを守る重要なメンテナンスのひとつです。 しかし、「どの塗料を選べばいいのか」「どんな工法が長持ちするのか」と 悩む方も多いのではないでしょうか👀 近年では、塗料や施工技術が大きく進化し、耐久性や機能性に優れた選択肢が増えています。 今回のブログでは、外壁塗装の最新トレンドや注目の塗料、 さらに長持ちさせるためのポイントについてご紹介していきます📝 【目次】 ※読みたい項目をクリック！ 《外壁塗装の最新トレンドの塗料》 《外壁塗装の寿命を延ばす最新技術》 《外壁塗装で失敗しないためのポイント》 《最新技術でお家の寿命を延ばそう》 《まとめ》 ーーーーーｷﾘﾄﾘｾﾝーーーーー 《外壁塗装の最新トレンドの塗料》 ⭐フッ素樹脂塗料⭐ 耐候性に優れ、紫外線や酸性雨にも強いため、劣化しにくく長持ちします。 一般的なシリコンやアクリル塗料よりも価格は高めですが、メンテナンスの頻度が 少なく済むため、長期的に見るとコストパフォーマンスに優れています。 ⭐セラミック塗料⭐ 断熱性が高く、夏場の室内温度の上昇を抑える効果があります。 その結果、エアコンの使用を減らせるため、電気代の節約にもつながります。 また、セラミック粒子が塗膜を強化し、耐久性の向上にも貢献します。 ⭐光触媒塗料⭐ 紫外線の力で有機物を分解する性質を持っています。 そのため、外壁の汚れを自動的に分解し、長期間きれいな状態を保つことができます。 《外壁塗装の寿命を延ばす最新技術》 ⭐高耐候性塗料⭐ 雨風や紫外線に強く、従来の塗料よりも長持ちするのが特徴です。 フッ素樹脂塗料やシリコン樹脂塗料が代表的で、数年から十数年にわたって効果が期待できます。 ⭐ナノテクノロジー塗料⭐ ナノレベルの粒子を含むことで表面が滑らかになり、汚れが付きにくくなります。 美観を長期間維持でき、メンテナンスの手間も軽減されます。 ⭐自己修復塗料⭐ 微細な傷がついても自然に修復されるため、外壁の劣化を抑え、寿命を延ばすことができます。 《外壁塗装で失敗しないためのポイント》 ⭐下地処理の重要性⭐ 外壁の汚れや古い塗膜をしっかり除去することで、新しい塗料の密着性が高まり、 耐久性が向上します。 高圧洗浄機を使用することで、細かな汚れまでしっかり落とすことができます。 ⭐塗装方法の選択⭐ ローラー塗装は均一に仕上がるのが特徴で、吹き付け塗装は細部まで塗料が行き渡ります。 それぞれのメリットを理解し、建物に適した方法を選びましょう。 ⭐定期メンテナンス⭐ 施工後も定期的に点検を行い、ひび割れや剥がれを早期に対処することで、 塗装の寿命を延ばすことができます。 《最新技術でお家の寿命を延ばそう》 ⭐ナノテクノロジー塗料⭐ 石油系樹脂の使用量が少なく、二酸化炭素の排出を抑えられる環境配慮型塗料です。 水性で臭いも少なく、安全性が高い点も魅力です。 ⭐光触媒塗料⭐ 有害物質を分解し、カビや汚れの付着を防ぐ効果があります。 環境に優しく、エコ志向の方に適しています。 ⭐断熱塗料⭐ 外部の熱を遮断し、室内温度を快適に保つことで、夏は涼しく冬は暖かい環境を実現します。 エネルギーコストの削減にもつながります。 外壁塗装は費用がかかる工事ですが、最新技術を取り入れ、住宅に合った方法で施工することで、 美観と耐久性を長期間維持することができます。 《まとめ》 外壁塗装は、単に見た目を整えるだけでなく、建物の寿命を左右する大切な工事です。 フッ素樹脂塗料やセラミック塗料、光触媒塗料といった最新の塗料を選ぶことで、 耐久性や機能性を大きく向上させることができます👌🏻 また、下地処理や施工方法、定期的なメンテナンスといった基本をしっかり押さえることで、 塗装の効果を最大限に引き出すことが可能です。 これから外壁塗装を検討されている方は、最新の技術とご自宅に合った施工方法を取り入れ、 長く安心して暮らせるお家づくりを目指しましょう！ ーーーーーｷﾘﾄﾘｾﾝーーーーー 三国ペイントは、大切な財産であるお家🏠の塗装計画のお手伝いを、 お客様の意思を尊重しながらさせて頂いております💪✨ どうぞお気軽にご相談下さい😻 今日もブログを読んでいただきありがとうございます👍 お問合せフォームはこちら 久留米市・小郡市・鳥栖市・基山町 広川町に地域密着した三国建装自慢の 【施工事例】をぜひご覧ください★ 久留米初のショールームをオープンしました！ ぜひご来店頂き、ゆっくりお家の塗装計画を お聞かせください★ 三国ペイントは久留米市・小郡市・鳥栖市・基山町 広川町を中心として地域密着！！ 住まいのお悩み、ご相談は外壁塗装・ 屋根塗装＆雨漏り専門店の三国ペイントへ✧ 久留米ショールーム：久留米市諏訪野町2355-1 小郡オフィス：小郡市横隈1694-1 ☎フリーダイヤル：0120-010-392 WEBからのお問い合わせはこちら
2026.04.20(Mon)
詳しくはこちら
塗料紹介・塗料について
1 / 24 1 2 3 4 5 ... 10 20 ... » 最後 »
外壁塗装&屋根工事専門店 三国ペイントへようこそ
株式会社 三国建装(三国ペイント)
代表取締役 白木 洋行
会社案内はコチラ
久留米市、小郡市の皆様、こんにちは。
株式会社三国建装の代表の白木です。
三国ペイントのWEBサイトをご覧いただき誠にありがとうございま
す。
この度、地域の皆様のおかげ様で外壁塗装専門ショールームを久留
米市にOPENする運びとなりました。
まずはこうしてオープンの機を得ましたこと、心より感謝申し上げ
ます。
地域の皆様がお住いに関するお悩みを何でもお気軽にご相談いただ
ける店舗を目指して会社経営を進めております。
弊社創業当初からのモットーである「1軒1軒、一塗り一塗りに想い
を込めて」の精神で、初心を忘れることなく今後ともより一層の精
進に励んでいきます。
一人でも多くのお客様に塗装工事を通して感動と満足をお届けでき
ますよう誠心誠意のお付き合いをさせていただければ幸いでござい
ます。
どんな些細なご相談も大歓迎です！是非1度塗装専門ショールームへ
お立ち寄りください！
久留米ショールーム アクセスマップ
三国ペイント久留米ショールーム
〒830-0037 福岡県久留米市諏訪野町 2355-1
TEL：0120-010-392
営業時間 10:00～18:00（毎週日曜日定休、他不定休）
ショールームについて詳しくはコチラ
0120-010-392
受付時間 10:00～18:00（毎週日曜日定休、他不定休）
無料お見積依頼
三国ペイント情報
三国ペイントのご紹介
お知らせ
塗装工事の豆知識
外壁塗装
屋根塗装
現場日記
久留米市
小郡市
工事費用
助成金・補助金
火災保険
見積もり関連
業者選び
塗料紹介・塗料について
時期・タイミング
アフター・保証関連
工事内容の詳細
シーリング
家の部位の名称
色・カラーシミュレーション
トラブル関係
劣化症状
雨漏り
初めての塗装を
お考えの方へ
業者選びにお悩みの
方はこちら
三国ペイントが
選ばれる理由
外壁塗装・屋根工事
価格表はこちら
現場ブログ・新着情報
STAFF BLOG
NEW
2026.08.01更新
塗装屋さんって「塗る
だけ」じゃない！一...
NEW
2026.07.30更新
「クラック」の正体！
NEW
2026.07.20更新
アルミサッシは塗装で
きる？外壁塗装のプ...
NEW
2026.07.10更新
職人が使い分ける“吹
き付け＆刷毛塗装”
外壁・屋根塗装価格
PRICE
外壁塗装メニュー
シリコン
遮熱シリコン
超低汚染遮熱シリコン
超低汚染遮熱無機フッ素
有機HRC
屋根塗装メニュー
シリコン
遮熱シリコン
超低汚染遮熱シリコン
超低汚染遮熱無機フッ素
有機HRC
アパート・マンション向け
会社概要
代表挨拶
スタッフ紹介
交通アクセス